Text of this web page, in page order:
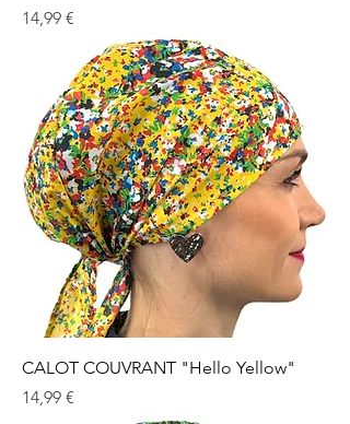
Prix
14,99 €
CALOT COUVRANT "Hello Yellow"
Prix
14,99 €